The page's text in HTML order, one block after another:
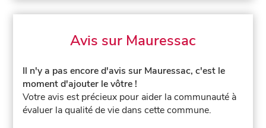
Avis sur Mauressac
Il n'y a pas encore d'avis sur Mauressac, c'est le
moment d'ajouter le vôtre !
Votre avis est précieux pour aider la communauté à
évaluer la qualité de vie dans cette commune.